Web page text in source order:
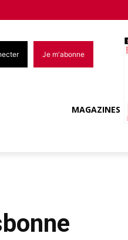
Je m'abonne
MAGAZINES